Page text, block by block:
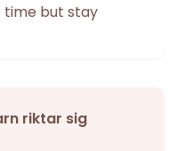
time but stay
riktar sig